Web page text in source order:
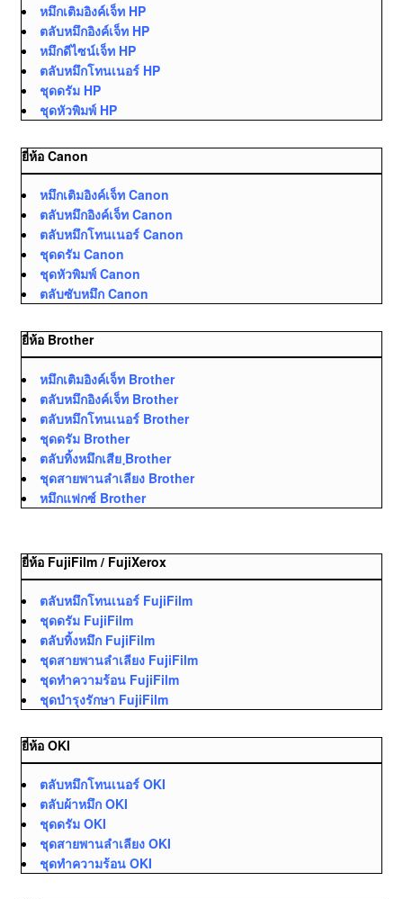
หมึกเติมอิงค์เจ็ท HP
ตลับหมึกอิงค์เจ็ท HP
หมึกดีไซน์เจ็ท HP
ตลับหมึกโทนเนอร์ HP
ชุดดรัม HP
ชุดหัวพิมพ์ HP
ยี่ห้อ Canon
หมึกเติมอิงค์เจ็ท Canon
ตลับหมึกอิงค์เจ็ท Canon
ตลับหมึกโทนเนอร์ Canon
ชุดดรัม Canon
ชุดหัวพิมพ์ Canon
ตลับซับหมึก Canon
ยี่ห้อ Brother
หมึกเติมอิงค์เจ็ท Brother
ตลับหมึกอิงค์เจ็ท Brother
ตลับหมึกโทนเนอร์ Brother
ชุดดรัม Brother
ตลับทิ้งหมึกเสีย ฺBrother
ชุดสายพานลำเลียง Brother
หมึกแฟกซ์ Brother
ยี่ห้อ FujiFilm / FujiXerox
ตลับหมึกโทนเนอร์ FujiFilm
ชุดดรัม FujiFilm
ตลับทิ้งหมึก FujiFilm
ชุดสายพานลำเลียง FujiFilm
ชุดทำความร้อน FujiFilm
ชุดบำรุงรักษา FujiFilm
ยี่ห้อ OKI
ตลับหมึกโทนเนอร์ OKI
ตลับผ้าหมึก OKI
ชุดดรัม OKI
ชุดสายพานลำเลียง OKI
ชุดทำความร้อน OKI